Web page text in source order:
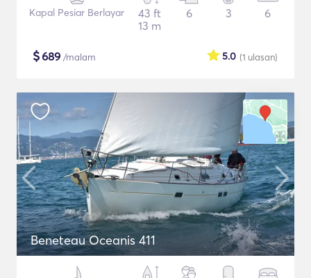
Kapal Pesiar Berlayar
43 ft
13 m
6 3 6
$689 /malam (1 ulasan)
5.0
Beneteau Oceanis 411